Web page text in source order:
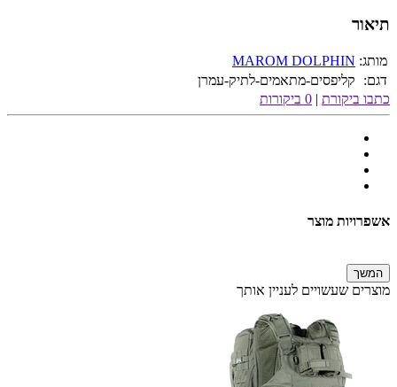
תיאור
מותג: MAROM DOLPHIN
דגם:
קליפסים-מתאמים-לתיק-עמרן
כתבו ביקורת | 0 ביקורות
אשפרויות מוצר
המשך
מוצרים שעשויים לעניין אותך